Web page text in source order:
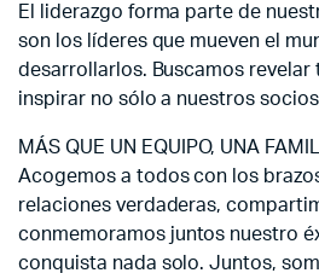
El liderazgo forma parte de
son los líderes que mueven el
desarrollarlos. Buscamos revelar
inspirar no sólo a nuestros
MÁS QUE UN EQUIPO, UNA
Acogemos a todos con los
relaciones verdaderas,
conmemoramos juntos nuestro
conquista nada solo. Juntos,